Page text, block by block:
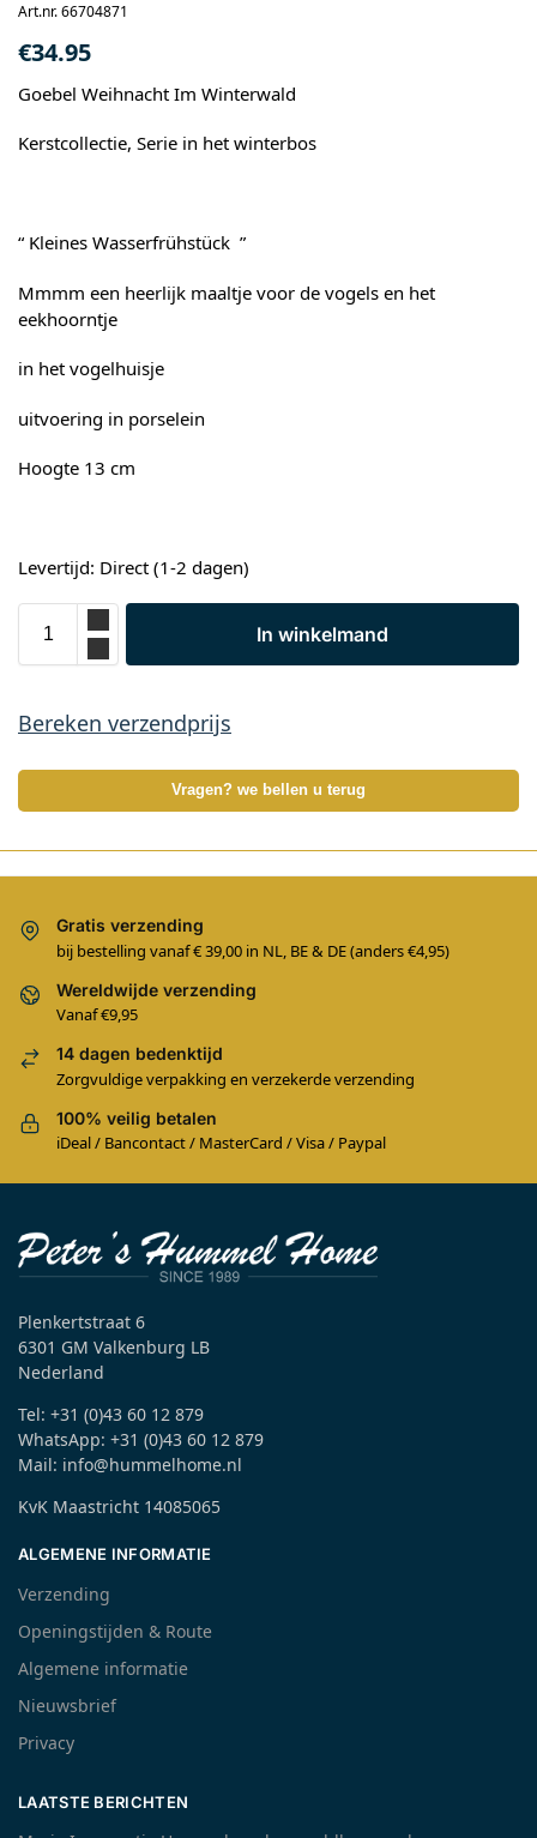
Art.nr. 66704871
€34.95
Goebel Weihnacht Im Winterwald
Kerstcollectie, Serie in het winterbos
“ Kleines Wasserfrühstück ”
Mmmm een heerlijk maaltje voor de vogels en het
eekhoorntje
in het vogelhuisje
uitvoering in porselein
Hoogte 13 cm
Levertijd: Direct (1-2 dagen)
In winkelmand
Bereken verzendprijs
Vragen? we bellen u terug
Gratis verzending
bij bestelling vanaf € 39,00 in NL, BE & DE (anders €4,95)
Wereldwijde verzending
Vanaf €9,95
14 dagen bedenktijd
Zorgvuldige verpakking en verzekerde verzending
100% veilig betalen
iDeal / Bancontact / MasterCard / Visa / Paypal
Plenkertstraat 6
6301 GM Valkenburg LB
Nederland
Tel: +31 (0)43 60 12 879
WhatsApp: +31 (0)43 60 12 879
Mail: info@hummelhome.nl
KvK Maastricht 14085065
ALGEMENE INFORMATIE
Verzending
Openingstijden & Route
Algemene informatie
Nieuwsbrief
Privacy
LAATSTE BERICHTEN